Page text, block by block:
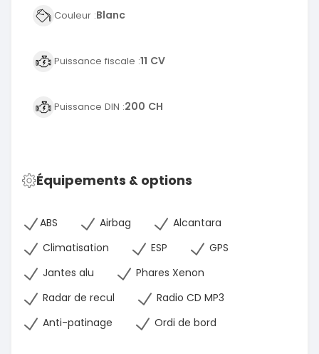
Couleur :Blanc
Puissance fiscale :11 CV
Puissance DIN :200 CH
Équipements & options
ABS Airbag
Alcantara
Climatisation
ESP
GPS
Jantes alu
Phares Xenon
Radar de recul
Radio CD MP3
Anti-patinage
Ordi de bord